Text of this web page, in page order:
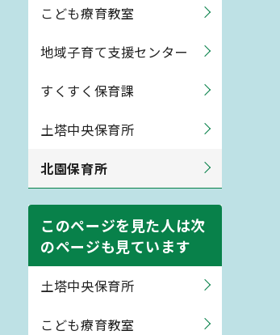
こども療育教室
地域子育て支援センター
すくすく保育課
土塔中央保育所
北園保育所
このページを見た人は次
のページも見ています
土塔中央保育所
こども療育教室